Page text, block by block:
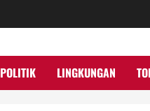
POLITIK LINGKUNGAN